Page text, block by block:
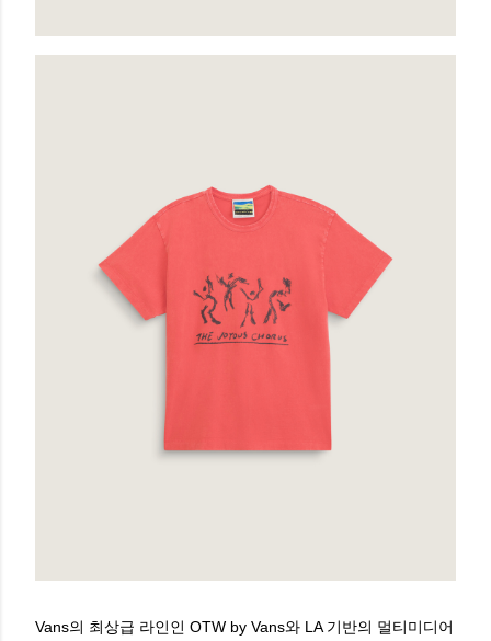
Vans의 최상급 라인인 OTW by Vans와 LA 기반의 멀티미디어